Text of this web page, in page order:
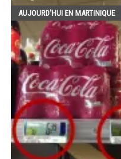
AUJOURD'HUI EN MARTINIQUE